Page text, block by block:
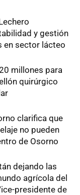
y gestión
en sector lácteo
millones para
quirúrgico
clarifica que
no pueden
de Osorno
dejando las
agrícola del
presidente de